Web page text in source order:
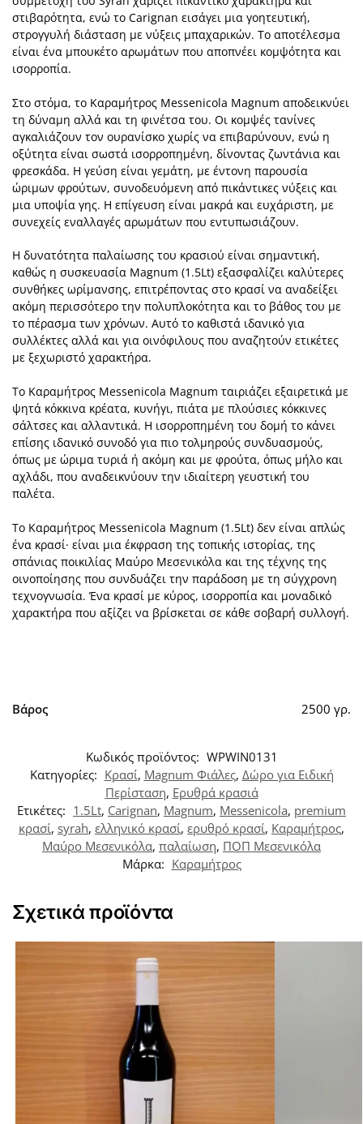
στιβαρότητα, ενώ το Carignan εισάγει μια γοητευτική,
στρογγυλή διάσταση με νύξεις μπαχαρικών. Το αποτέλεσμα
είναι ένα μπουκέτο αρωμάτων που αποπνέει κομψότητα και
ισορροπία.
Στο στόμα, το Καραμήτρος Messenicola Magnum αποδεικνύει
τη δύναμη αλλά και τη φινέτσα του. Οι κομψές τανίνες
αγκαλιάζουν τον ουρανίσκο χωρίς να επιβαρύνουν, ενώ η
οξύτητα είναι σωστά ισορροπημένη, δίνοντας ζωντάνια και
φρεσκάδα. Η γεύση είναι γεμάτη, με έντονη παρουσία
ώριμων φρούτων, συνοδευόμενη από πικάντικες νύξεις και
μια υποψία γης. Η επίγευση είναι μακρά και ευχάριστη, με
συνεχείς εναλλαγές αρωμάτων που εντυπωσιάζουν.
Η δυνατότητα παλαίωσης του κρασιού είναι σημαντική,
καθώς η συσκευασία Magnum (1.5Lt) εξασφαλίζει καλύτερες
συνθήκες ωρίμανσης, επιτρέποντας στο κρασί να αναδείξει
ακόμη περισσότερο την πολυπλοκότητα και το βάθος του με
το πέρασμα των χρόνων. Αυτό το καθιστά ιδανικό για
συλλέκτες αλλά και για οινόφιλους που αναζητούν ετικέτες
με ξεχωριστό χαρακτήρα.
Το Καραμήτρος Messenicola Magnum ταιριάζει εξαιρετικά με
ψητά κόκκινα κρέατα, κυνήγι, πιάτα με πλούσιες κόκκινες
σάλτσες και αλλαντικά. Η ισορροπημένη του δομή το κάνει
επίσης ιδανικό συνοδό για πιο τολμηρούς συνδυασμούς,
όπως με ώριμα τυριά ή ακόμη και με φρούτα, όπως μήλο και
αχλάδι, που αναδεικνύουν την ιδιαίτερη γευστική του
παλέτα.
Το Καραμήτρος Messenicola Magnum (1.5Lt) δεν είναι απλώς
ένα κρασί· είναι μια έκφραση της τοπικής ιστορίας, της
σπάνιας ποικιλίας Μαύρο Μεσενικόλα και της τέχνης της
οινοποίησης που συνδυάζει την παράδοση με τη σύγχρονη
τεχνογνωσία. Ένα κρασί με κύρος, ισορροπία και μοναδικό
χαρακτήρα που αξίζει να βρίσκεται σε κάθε σοβαρή συλλογή.
Βάρος 2500 γρ.
Κωδικός προϊόντος: WPWIN0131
Κατηγορίες: Κρασί, Magnum Φιάλες, Δώρο για Ειδική
Περίσταση, Ερυθρά κρασιά
Ετικέτες: 1.5Lt, Carignan, Magnum, Messenicola, premium
κρασί, syrah, ελληνικό κρασί, ερυθρό κρασί, Καραμήτρος,
Μαύρο Μεσενικόλα, παλαίωση, ΠΟΠ Μεσενικόλα
Μάρκα: Καραμήτρος
Σχετικά προϊόντα